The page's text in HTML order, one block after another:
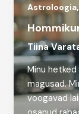
Astroloogia
Tiina
Minu hetked
magusad.
voogavad